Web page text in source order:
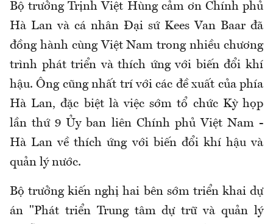
Bộ trưởng Trịnh Việt Hùng cảm ơn Chính phủ
Hà Lan và cá nhân Đại sứ Kees Van Baar đã
đồng hành cùng Việt Nam trong nhiều chương
trình phát triển và thích ứng với biến đổi khí
hậu. Ông cũng nhất trí với các đề xuất của phía
Hà Lan, đặc biệt là việc sớm tổ chức Kỳ họp
lần thứ 9 Ủy ban liên Chính phủ Việt Nam -
Hà Lan về thích ứng với biến đổi khí hậu và
quản lý nước.
Bộ trưởng kiến nghị hai bên sớm triển khai dự
án "Phát triển Trung tâm dự trữ và quản lý